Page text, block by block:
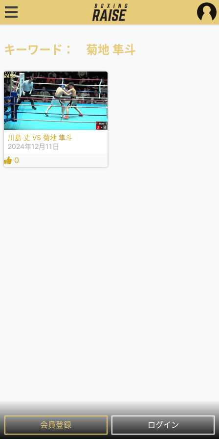
会員登録 ログイン
キーワード： 菊地 隼斗
川島 丈 VS 菊地 隼斗
2024年12月11日
0